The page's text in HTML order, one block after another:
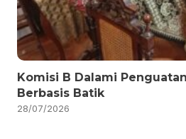
Komisi B Dalami
Berbasis Batik
28/07/2026